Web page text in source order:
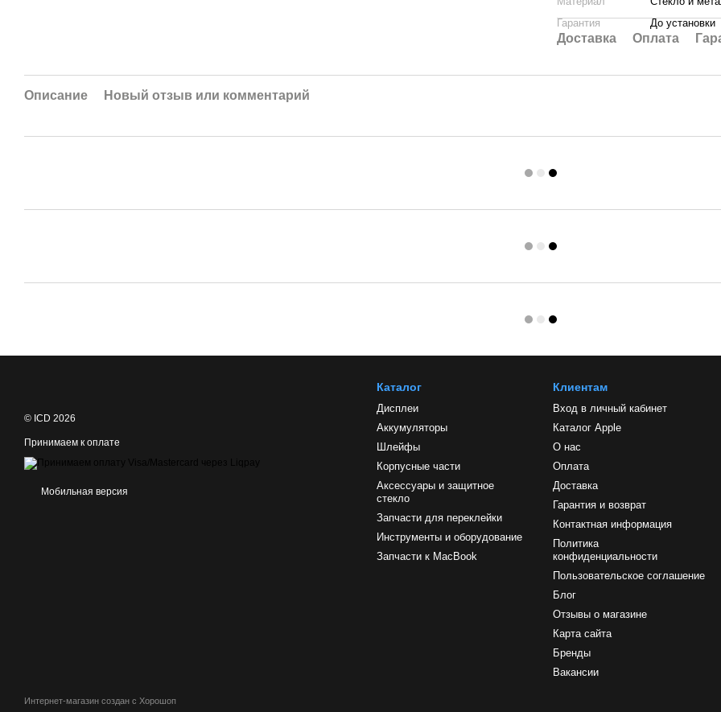
Гарантия
До установки
Доставка Оплата
Описание Новый отзыв или комментарий
© ICD 2026
Принимаем к оплате
Мобильная версия
Интернет-магазин создан с Хорошоп
Каталог
Дисплеи
Аккумуляторы
Шлейфы
Корпусные части
Аксессуары и защитное
стекло
Запчасти для переклейки
Инструменты и оборудование
Запчасти к MacBook
Клиентам
Вход в личный кабинет
Каталог Apple
О нас
Оплата
Доставка
Гарантия и возврат
Контактная информация
Политика
конфиденциальности
Пользовательское соглашение
Блог
Отзывы о магазине
Карта сайта
Бренды
Вакансии